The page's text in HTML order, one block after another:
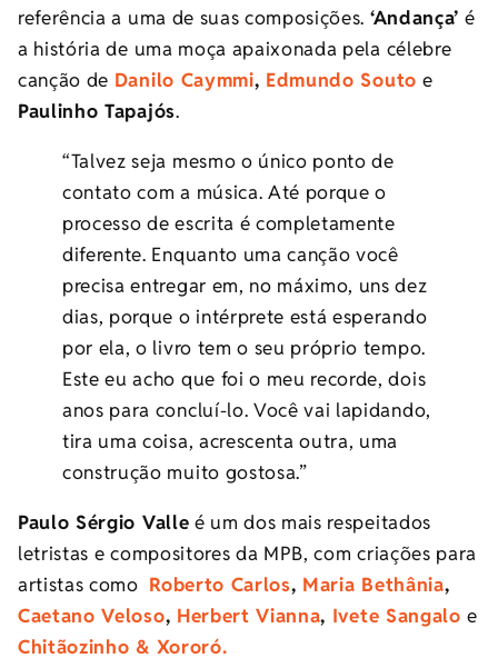
referência a uma de suas composições. ‘Andança’ é
a história de uma moça apaixonada pela célebre
canção de Danilo Caymmi, Edmundo Souto e
Paulinho Tapajós.
“Talvez seja mesmo o único ponto de
contato com a música. Até porque o
processo de escrita é completamente
diferente. Enquanto uma canção você
precisa entregar em, no máximo, uns dez
dias, porque o intérprete está esperando
por ela, o livro tem o seu próprio tempo.
Este eu acho que foi o meu recorde, dois
anos para concluí-lo. Você vai lapidando,
tira uma coisa, acrescenta outra, uma
construção muito gostosa.”
Paulo Sérgio Valle é um dos mais respeitados
letristas e compositores da MPB, com criações para
artistas como Roberto Carlos, Maria Bethânia,
Caetano Veloso, Herbert Vianna, Ivete Sangaloe
Chitãozinho & Xororó.